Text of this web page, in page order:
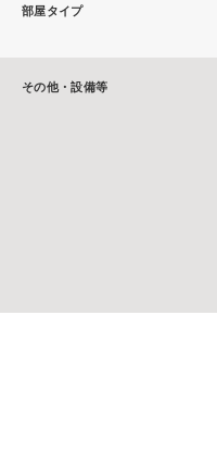
部屋タイプ
その他・設備等